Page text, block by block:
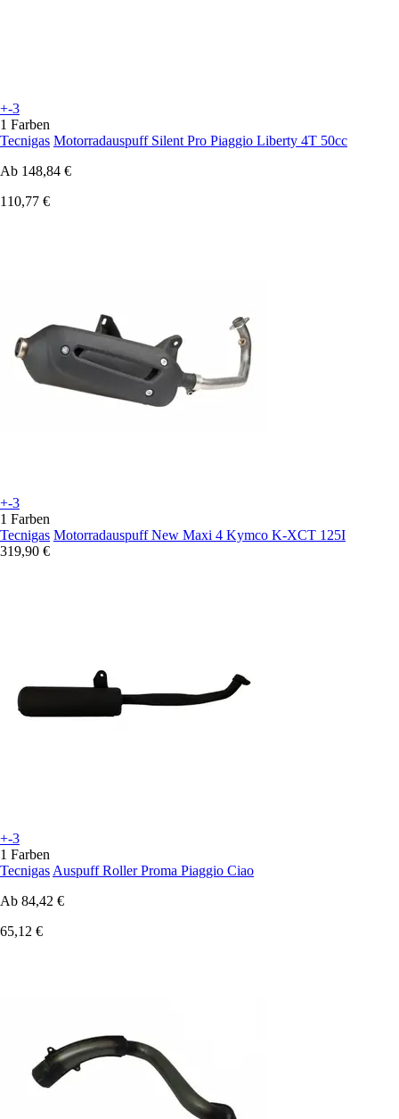
+-3
1 Farben
Tecnigas Motorradauspuff Silent Pro Piaggio Liberty 4T 50cc
Ab 148,84 €
110,77 €
+-3
1 Farben
Tecnigas Motorradauspuff New Maxi 4 Kymco K-XCT 125I
319,90 €
+-3
1 Farben
Tecnigas Auspuff Roller Proma Piaggio Ciao
Ab 84,42 €
65,12 €